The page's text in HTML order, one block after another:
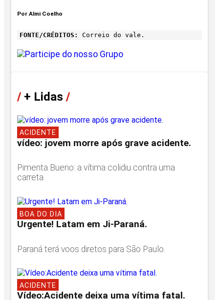
Por Almi Coelho
FONTE/CRÉDITOS: Correio do vale.
/+ Lidas /
ACIDENTE
vídeo: jovem morre após grave acidente.
Pimenta Bueno: a vítima colidiu contra uma
carreta.
BOA DO DIA
Urgente! Latam em Ji-Paraná.
Paraná terá voos diretos para São Paulo.
ACIDENTE
Vídeo:Acidente deixa uma vítima fatal.